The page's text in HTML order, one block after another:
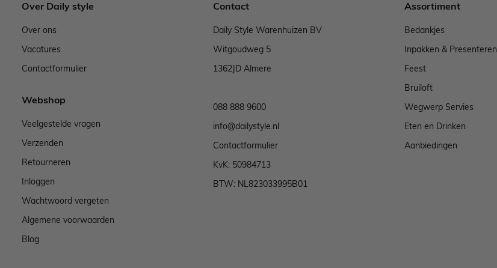
Over Daily style
Over ons
Vacatures
Contactformulier
Webshop
Veelgestelde vragen
Verzenden
Retourneren
Inloggen
Wachtwoord vergeten
Algemene voorwaarden
Blog
Contact
Daily Style Warenhuizen BV
Witgoudweg 5
1362JD Almere
088 888 9600
info@dailystyle.nl
Contactformulier
KvK: 50984713
BTW: NL823033995B01
Assortiment
Bedankjes
Inpakken & Presenteren
Feest
Bruiloft
Wegwerp Servies
Eten en Drinken
Aanbiedingen